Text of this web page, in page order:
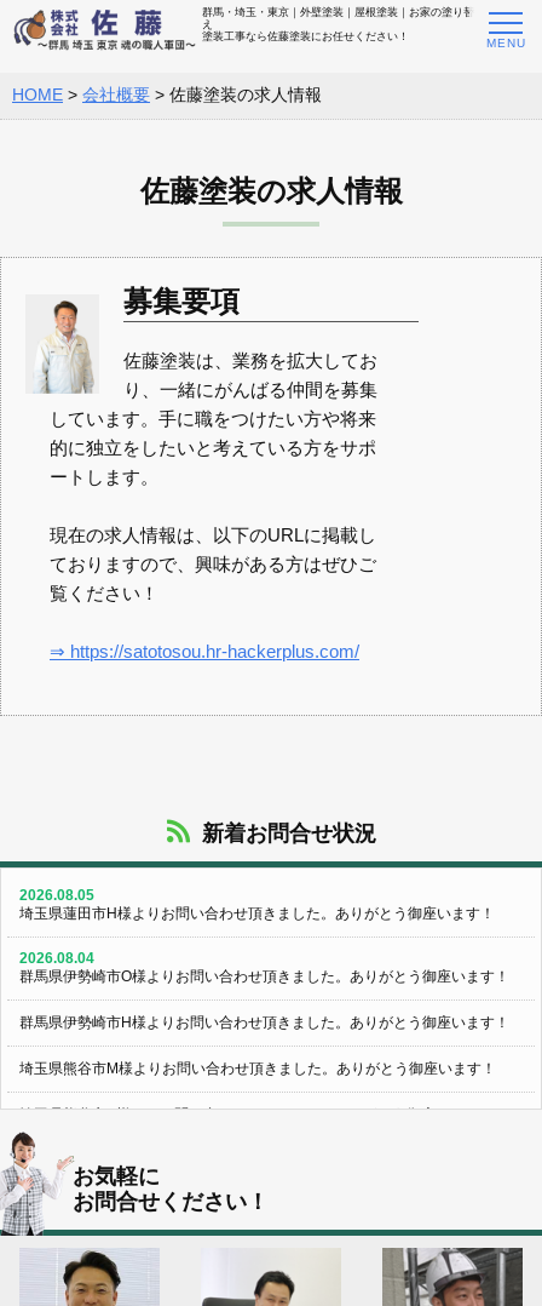
群馬・埼玉・東京｜外壁塗装｜屋根塗装｜お家の塗り替
え
塗装工事なら佐藤塗装にお任せください！
HOME > 会社概要 > 佐藤塗装の求人情報
佐藤塗装の求人情報
募集要項
佐藤塗装は、業務を拡大してお
り、一緒にがんばる仲間を募集
しています。手に職をつけたい方や将来
的に独立をしたいと考えている方をサポ
ートします。
現在の求人情報は、以下のURLに掲載し
ておりますので、興味がある方はぜひご
覧ください！
⇒ https://satotosou.hr-hackerplus.com/
新着お問合せ状況
2026.08.05
埼玉県蓮田市H様よりお問い合わせ頂きました。ありがとう御座います！
2026.08.04
群馬県伊勢崎市O様よりお問い合わせ頂きました。ありがとう御座います！
群馬県伊勢崎市H様よりお問い合わせ頂きました。ありがとう御座います！
埼玉県熊谷市M様よりお問い合わせ頂きました。ありがとう御座います！
埼玉県熊谷市S様よりお問い合わせ頂きました。ありがとう御座います！
群馬県伊勢崎市K様よりお問い合わせ頂きました。ありがとう御座います！
東京都葛飾区N様よりお問い合わせ頂きました。ありがとう御座います！
2026.08.03
神奈川県川崎市A様よりお問い合わせ頂きました。ありがとう御座います！
お気軽に
お問合せください！